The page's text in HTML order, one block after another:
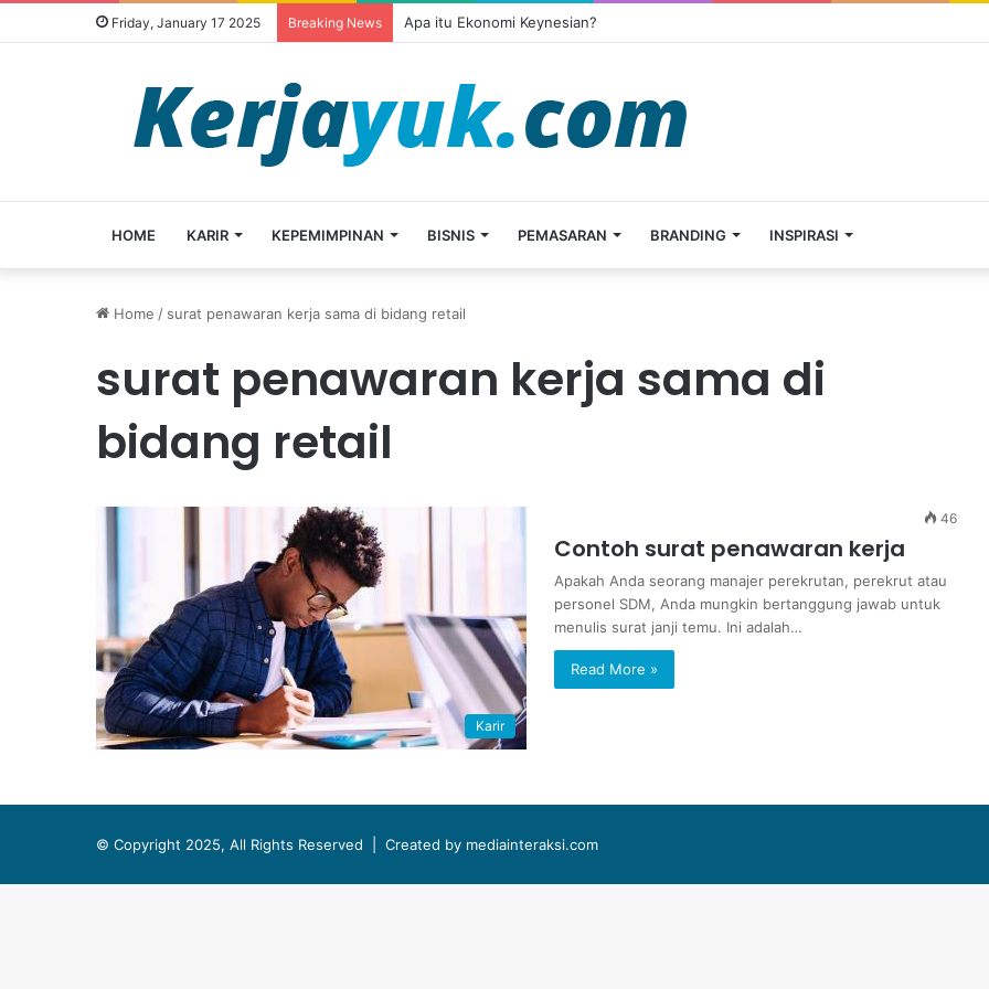
Friday, January 17 2025 Breaking News Apa itu Ekonomi Keynesian?
HOME KARIR KEPEMIMPINAN BISNIS PEMASARAN BRANDING INSPIRASI
Home / surat penawaran kerja sama di bidang retail
surat penawaran kerja sama di
bidang retail
Karir
46
Contoh surat penawaran kerja
Apakah Anda seorang manajer perekrutan, perekrut atau
personel SDM, Anda mungkin bertanggung jawab untuk
menulis surat janji temu. Ini adalah…
Read More »
© Copyright 2025, All Rights Reserved | Created by mediainteraksi.com